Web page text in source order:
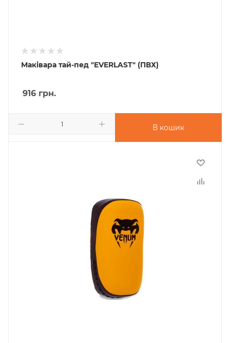
Маківара тай-пед "EVERLAST" (ПВХ)
916 грн.
В кошик